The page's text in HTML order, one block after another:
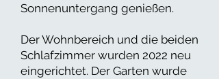
Sonnenuntergang genießen.
Der Wohnbereich und die beiden
Schlafzimmer wurden 2022 neu
eingerichtet. Der Garten wurde